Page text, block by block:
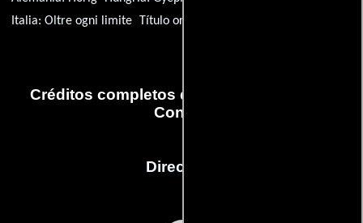
Italia:Oltre ogni limite Título original:
Créditos completos de la película Losing
Control
Dirección